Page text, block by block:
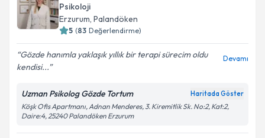
Psikoloji
Erzurum, Palandöken
5 (83 Değerlendirme)
Gözde hanımla yaklaşık yıllık bir terapi sürecim oldu
kendisi...
Devamı
Uzman Psikolog Gözde Tortum Haritada Göster
Köşk Ofis Apartmanı, Adnan Menderes, 3. Kiremitlik Sk. No:2, Kat:2,
Daire:4, 25240 Palandöken Erzurum